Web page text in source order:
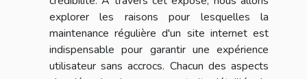
explorer les raisons pour lesquelles la
maintenance régulière d'un site internet est
indispensable pour garantir une expérience
utilisateur sans accrocs. Chacun des aspects